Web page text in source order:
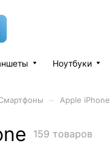
Ноутбуки
Apple iPhone
159 товаров